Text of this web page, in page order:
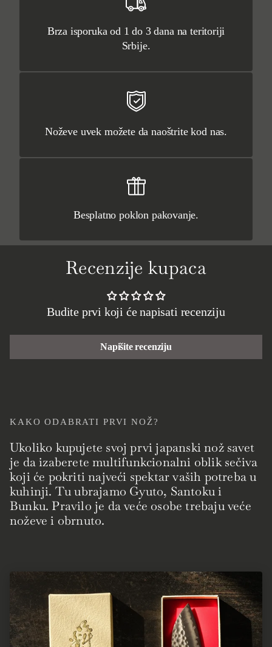
Brza isporuka od 1 do 3 dana na teritoriji
Srbije.
Noževe uvek možete da naoštrite kod nas.
Besplatno poklon pakovanje.
Recenzije kupaca
Budite prvi koji će napisati recenziju
Napišite recenziju
KAKO ODABRATI PRVI NOŽ?
Ukoliko kupujete svoj prvi japanski nož savet
je da izaberete multifunkcionalni oblik sečiva
koji će pokriti najveći spektar vaših potreba u
kuhinji. Tu ubrajamo Gyuto, Santoku i
Bunku. Pravilo je da veće osobe trebaju veće
noževe i obrnuto.